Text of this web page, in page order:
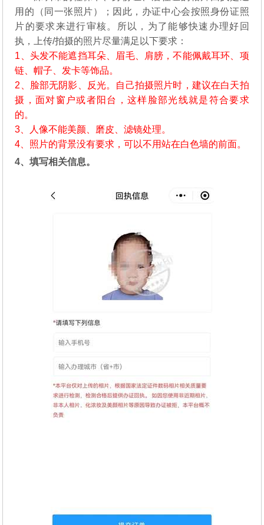
用的（同一张照片）；因此，办证中心会按照身份证照
片的要求来进行审核。所以，为了能够快速办理好回
执，上传/拍摄的照片尽量满足以下要求：
1、头发不能遮挡耳朵、眉毛、肩膀，不能佩戴耳环、项
链、帽子、发卡等饰品。
2、脸部无阴影、反光。自己拍摄照片时，建议在白天拍
摄，面对窗户或者阳台，这样脸部光线就是符合要求
的。
3、人像不能美颜、磨皮、滤镜处理。
4、照片的背景没有要求，可以不用站在白色墙的前面。
4、填写相关信息。